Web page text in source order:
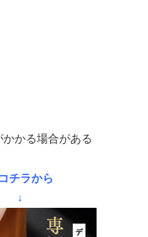
かる場合がある
チラから
↓